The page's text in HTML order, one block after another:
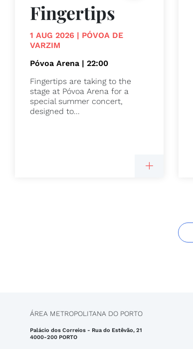
Fingertips
1 AUG 2026 | PÓVOA DE
VARZIM
Póvoa Arena | 22:00
Fingertips are taking to the
stage at Póvoa Arena for a
special summer concert,
designed to...
ÁREA METROPOLITANA DO PORTO
Palácio dos Correios - Rua do Estêvão, 21
4000-200 PORTO